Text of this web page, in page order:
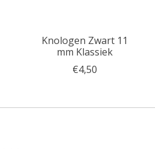
Knologen Zwart 11
mm Klassiek
€4,50